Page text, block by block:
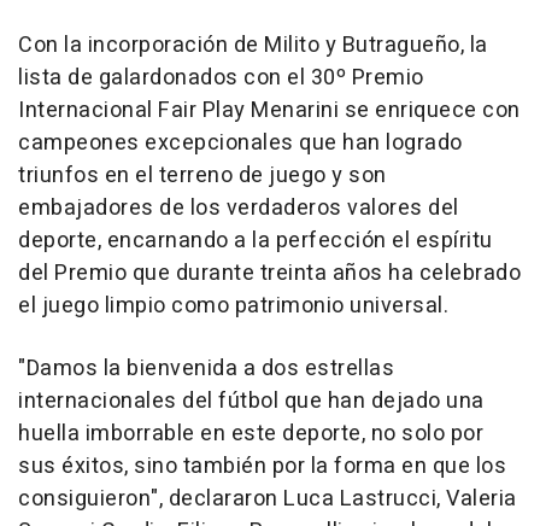
Con la incorporación de Milito y Butragueño, la
lista de galardonados con el 30º Premio
Internacional Fair Play Menarini se enriquece con
campeones excepcionales que han logrado
triunfos en el terreno de juego y son
embajadores de los verdaderos valores del
deporte, encarnando a la perfección el espíritu
del Premio que durante treinta años ha celebrado
el juego limpio como patrimonio universal.
"Damos la bienvenida a dos estrellas
internacionales del fútbol que han dejado una
huella imborrable en este deporte, no solo por
sus éxitos, sino también por la forma en que los
consiguieron", declararon Luca Lastrucci, Valeria